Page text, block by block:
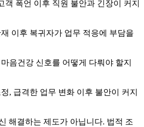
객 폭언 이후 직원 불안과 긴장이 커지
이후 복귀자가 업무 적응에 부담을
음건강 신호를 어떻게 다뤄야 할지
, 급격한 업무 변화 이후 불안이 커지
해결하는 제도가 아닙니다. 법적 조